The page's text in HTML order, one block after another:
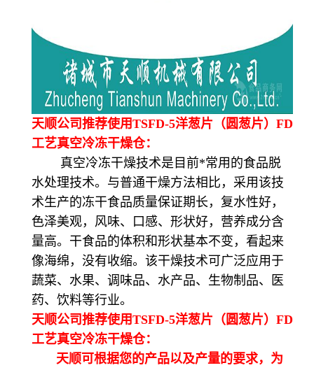
天顺公司推荐使用TSFD-5洋葱片（圆葱片）FD
工艺真空冷冻干燥仓：
真空冷冻干燥技术是目前*常用的食品脱
水处理技术。与普通干燥方法相比，采用该技
术生产的冻干食品质量保证期长，复水性好，
色泽美观，风味、口感、形状好，营养成分含
量高。干食品的体积和形状基本不变，看起来
像海绵，没有收缩。该干燥技术可广泛应用于
蔬菜、水果、调味品、水产品、生物制品、医
药、饮料等行业。
天顺公司推荐使用TSFD-5洋葱片（圆葱片）FD
工艺真空冷冻干燥仓：
天顺可根据您的产品以及产量的要求，为